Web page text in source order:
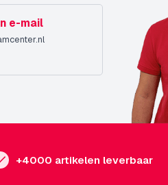
e-mail
+4000 artikelen leverbaar